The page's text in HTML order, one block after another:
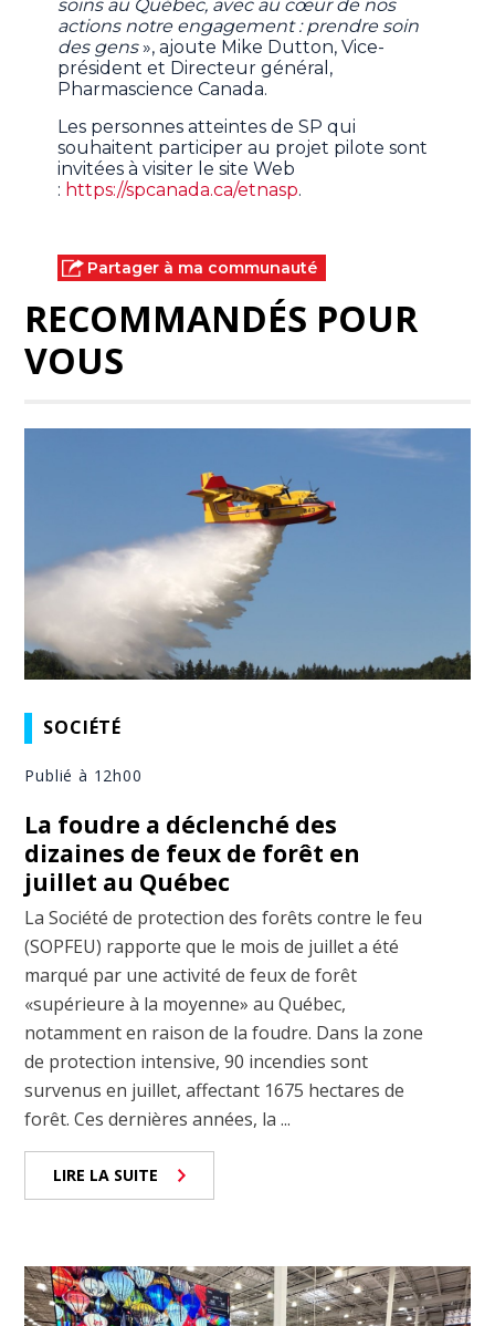
soins au Québec, avec au cœur de nos
actions notre engagement : prendre soin
des gens», ajoute Mike Dutton, Vice-
président et Directeur général,
Pharmascience Canada.
Les personnes atteintes de SP qui
souhaitent participer au projet pilote sont
invitées à visiter le site Web
: https://spcanada.ca/etnasp.
Partager à ma communauté
RECOMMANDÉS POUR
VOUS
SOCIÉTÉ
Publié à 12h00
La foudre a déclenché des
dizaines de feux de forêt en
juillet au Québec
La Société de protection des forêts contre le feu
(SOPFEU) rapporte que le mois de juillet a été
marqué par une activité de feux de forêt
«supérieure à la moyenne» au Québec,
notamment en raison de la foudre. Dans la zone
de protection intensive, 90 incendies sont
survenus en juillet, affectant 1675 hectares de
forêt. Ces dernières années, la ...
LIRE LA SUITE